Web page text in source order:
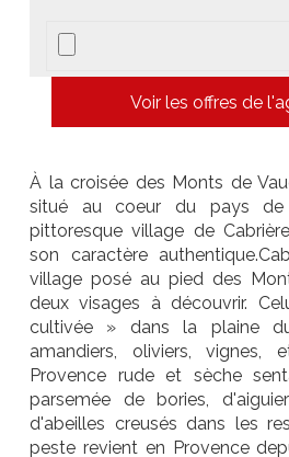
Voir les offres de
À la croisée des Monts de
situé au coeur du pays
pittoresque village de
son caractère
village posé au pied des
deux visages à découvrir.
cultivée » dans la plaine du
amandiers, oliviers,
Provence rude et sèche
parsemée de bories,
d'abeilles creusés dans les
peste revient en Provence